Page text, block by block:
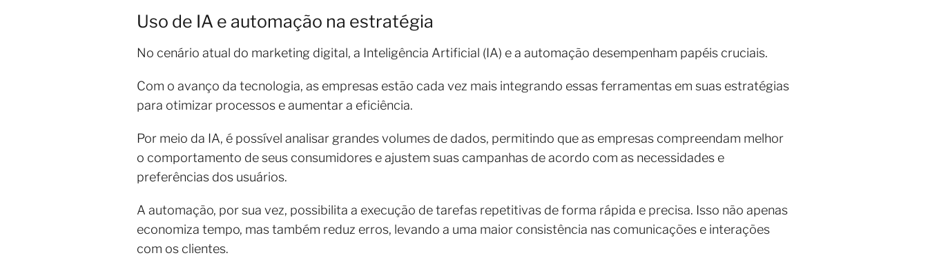
Uso de IA e automação na estratégia
No cenário atual do marketing digital, a Inteligência Artificial (IA) e a automação desempenham papéis cruciais.
Com o avanço da tecnologia, as empresas estão cada vez mais integrando essas ferramentas em suas estratégias
para otimizar processos e aumentar a eficiência.
Por meio da IA, é possível analisar grandes volumes de dados, permitindo que as empresas compreendam melhor
o comportamento de seus consumidores e ajustem suas campanhas de acordo com as necessidades e
preferências dos usuários.
A automação, por sua vez, possibilita a execução de tarefas repetitivas de forma rápida e precisa. Isso não apenas
economiza tempo, mas também reduz erros, levando a uma maior consistência nas comunicações e interações
com os clientes.